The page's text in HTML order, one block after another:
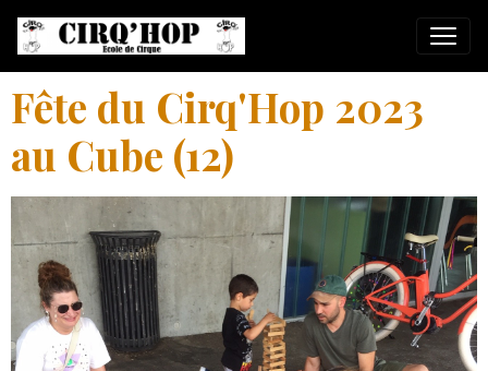
Fête du Cirq'Hop 2023
au Cube (12)